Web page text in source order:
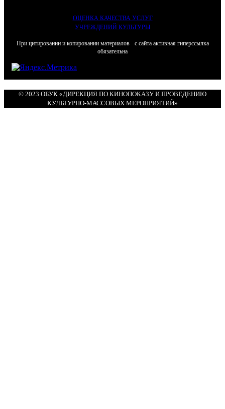
ОЦЕНКА КАЧЕСТВА УСЛУГ
УЧРЕЖДЕНИЙ КУЛЬТУРЫ
При цитировании и копировании материалов с сайта активная гиперссылка
обязательна
© 2023 ОБУК «ДИРЕКЦИЯ ПО КИНОПОКАЗУ И ПРОВЕДЕНИЮ
КУЛЬТУРНО-МАССОВЫХ МЕРОПРИЯТИЙ»